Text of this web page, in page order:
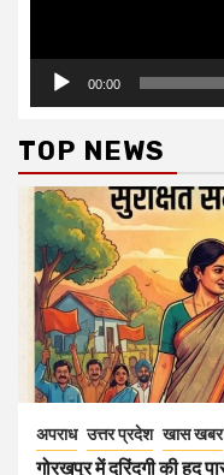
00:00
TOP NEWS
अपराध उत्तर प्रदेश खास खबर
गोरखपुर में दरिंदगी की हद